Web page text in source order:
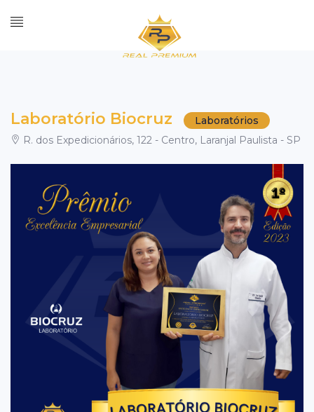
Laboratório Biocruz
Laboratórios
R. dos Expedicionários, 122 - Centro, Laranjal Paulista - SP